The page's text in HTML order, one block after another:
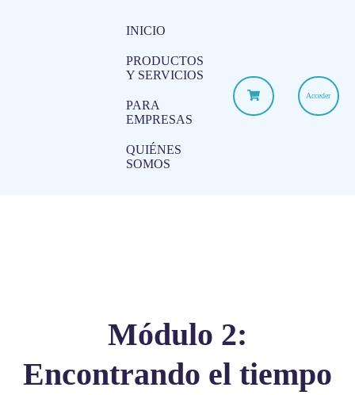
INICIO
PRODUCTOS
Y SERVICIOS
PARA
EMPRESAS
QUIÉNES
SOMOS
Acceder
Módulo 2:
Encontrando el tiempo